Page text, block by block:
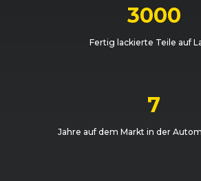
3000
Fertig lackierte Teile auf
7
Jahre auf dem Markt in der